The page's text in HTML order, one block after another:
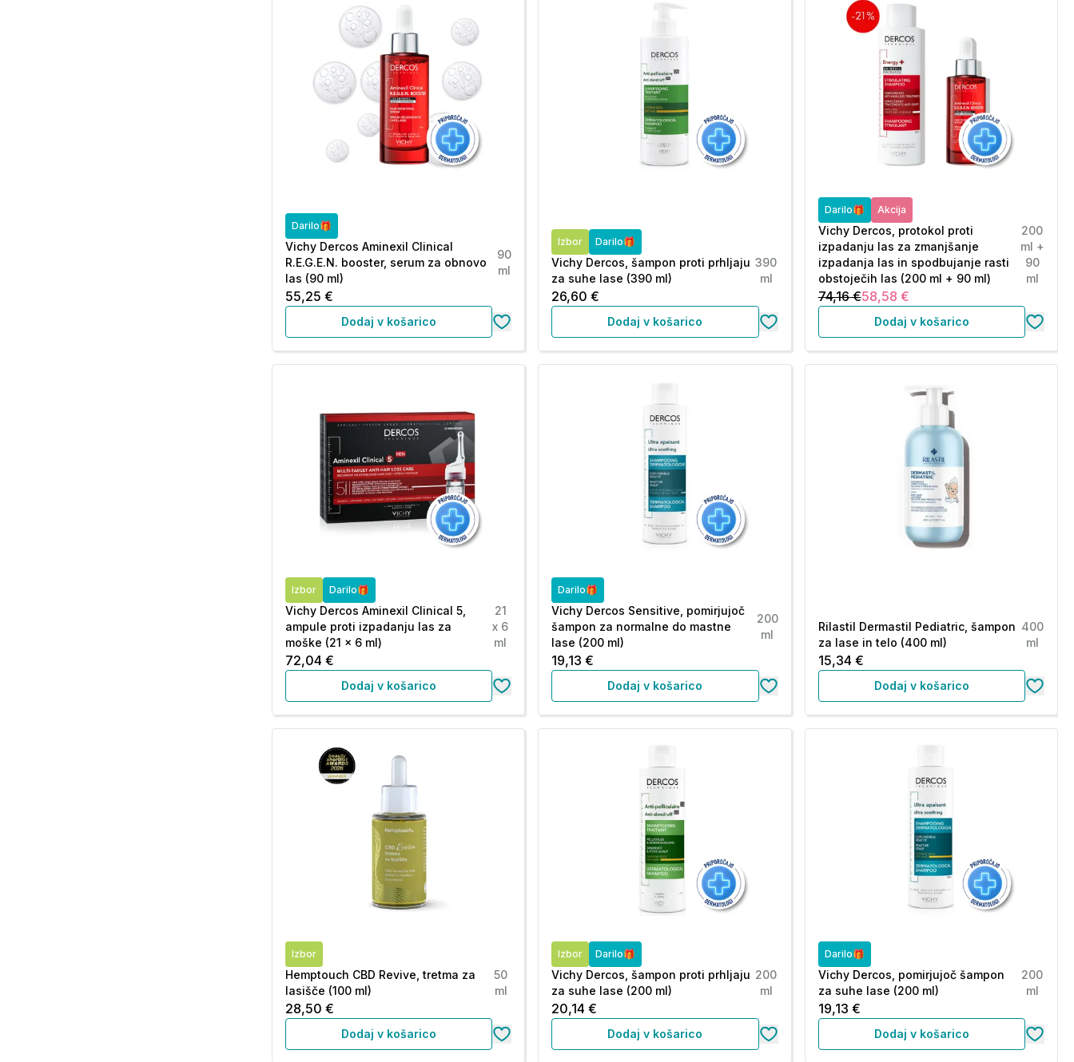
Darilo🎁
Vichy Dercos Aminexil Clinical
R.E.G.E.N. booster, serum za obnovo
las (90 ml)
90
ml
55,25 €
Dodaj v košarico
Izbor Darilo🎁
Vichy Dercos, šampon proti prhljaju
za suhe lase (390 ml)
390
ml
26,60 €
Dodaj v košarico
Darilo🎁 Akcija
Vichy Dercos, protokol proti
izpadanju las za zmanjšanje
izpadanja las in spodbujanje rasti
obstoječih las (200 ml + 90 ml)
200
ml +
90
ml
74,16 €58,58 €
Dodaj v košarico
Izbor Darilo🎁
Vichy Dercos Aminexil Clinical 5,
ampule proti izpadanju las za
moške (21 x 6 ml)
21
x 6
ml
72,04 €
Dodaj v košarico
Darilo🎁
Vichy Dercos Sensitive, pomirjujoč
šampon za normalne do mastne
lase (200 ml)
200
ml
19,13 €
Dodaj v košarico
Rilastil Dermastil Pediatric, šampon
za lase in telo (400 ml)
400
ml
15,34 €
Dodaj v košarico
Izbor
Hemptouch CBD Revive, tretma za
lasišče (100 ml)
50
ml
28,50 €
Dodaj v košarico
Izbor Darilo🎁
Vichy Dercos, šampon proti prhljaju
za suhe lase (200 ml)
200
ml
20,14 €
Dodaj v košarico
Darilo🎁
Vichy Dercos, pomirjujoč šampon
za suhe lase (200 ml)
200
ml
19,13 €
Dodaj v košarico